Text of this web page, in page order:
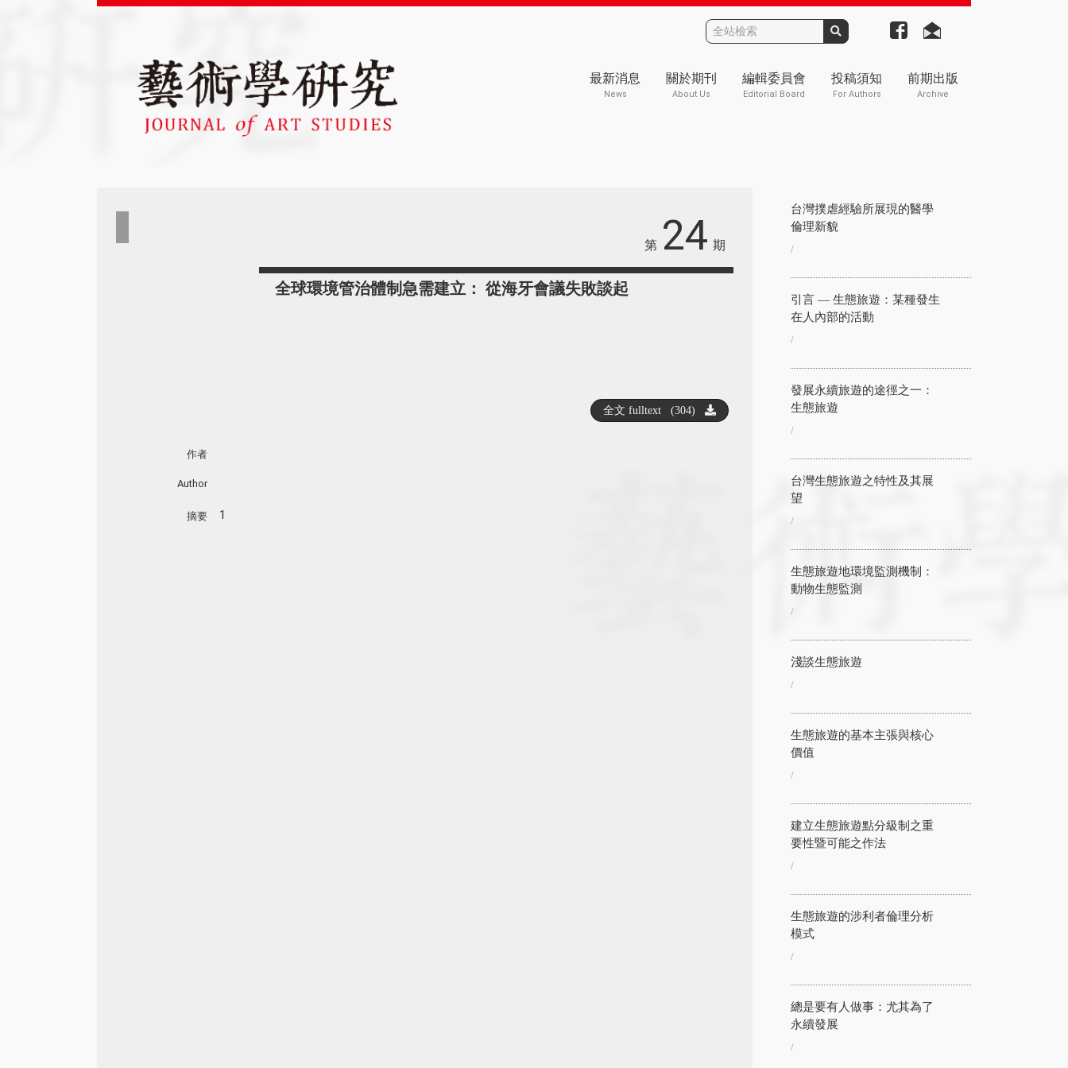
最新消息
News
關於期刊
About Us
編輯委員會
Editorial Board
投稿須知
For Authors
前期出版
Archive
第 24 期
全球環境管治體制急需建立： 從海牙會議失敗談起
作者
Author
摘要 1
台灣撲虐經驗所展現的醫學
倫理新貌
/
引言 — 生態旅遊：某種發生
在人內部的活動
/
發展永續旅遊的途徑之一：
生態旅遊
/
台灣生態旅遊之特性及其展
望
/
生態旅遊地環境監測機制：
動物生態監測
/
淺談生態旅遊
/
生態旅遊的基本主張與核心
價值
/
建立生態旅遊點分級制之重
要性暨可能之作法
/
生態旅遊的涉利者倫理分析
模式
/
總是要有人做事：尤其為了
永續發展
/